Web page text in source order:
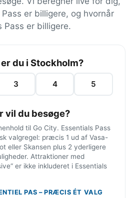
er billigere, og hvornår
Pass er billigere.
du i Stockholm?
3 4 5
vil du besøge?
til Go City. Essentials Pass
valgregel: præcis 1 ud af Vasa-
eller Skansen plus 2 yderligere
Attraktioner med
er ikke inkluderet i Essentials
PAS – PRÆCIS ÉT VALG